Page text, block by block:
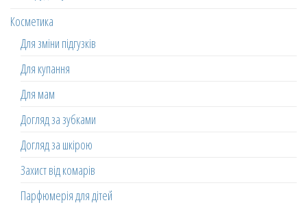
Косметика
Для зміни підгузків
Для купання
Для мам
Догляд за зубками
Догляд за шкірою
Захист від комарів
Парфюмерія для дітей